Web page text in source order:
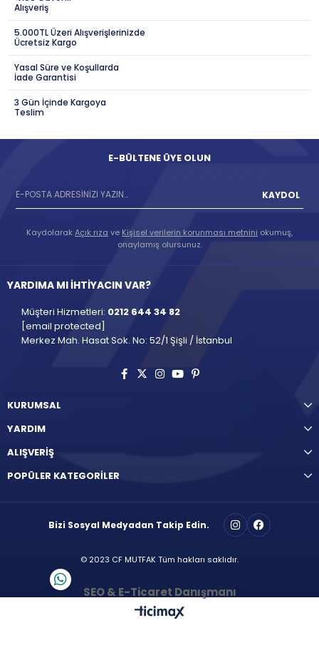
Alışveriş
5.000TL Üzeri Alışverişlerinizde
Ücretsiz Kargo
Yasal Süre ve Koşullarda
İade Garantisi
3 Gün İçinde Kargoya
Teslim
E-BÜLTENE ÜYE OLUN
KAYDOL
KaydolarakAçık rıza ve Kişisel verilerin korunması metnini okumuş,
onaylamış olursunuz.
YARDIMA MI İHTİYACIN VAR?
Müşteri Hizmetleri: 0212 644 34 82
[email protected]
Merkez Mah. Hasat Sok. No: 52/1 Şişli / İstanbul
KURUMSAL
YARDIM
ALIŞVERİŞ
POPÜLER KATEGORİLER
Bizi Sosyal Medyadan Takip Edin.
© 2023 CF MUTFAK Tüm hakları saklıdır.
SEO & E-Ticaret Danışmanı